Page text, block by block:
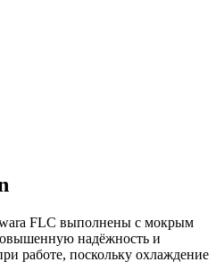
FLC выполнены с мокрым
надёжность и
работе, поскольку охлаждение